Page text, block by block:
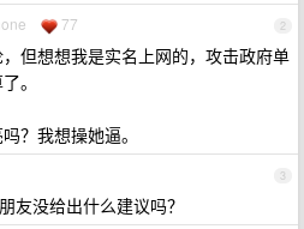
2
77
但想想我是实名上网的，攻击政府单
。
？我想操她逼。
3
友没给出什么建议吗？